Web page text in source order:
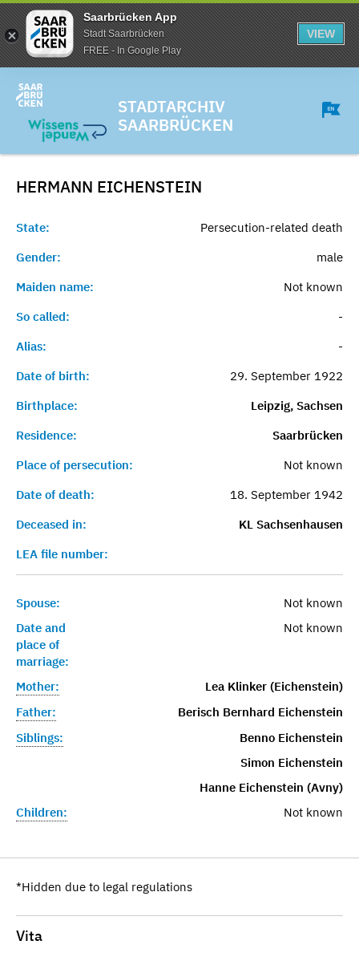
Saarbrücken App
Stadt Saarbrücken
FREE - In Google Play
VIEW
STADTARCHIV
SAARBRÜCKEN
HERMANN EICHENSTEIN
State:
Persecution-related death
Gender:
male
Maiden name:
Not known
So called:
-
Alias:
-
Date of birth:
29. September 1922
Birthplace:
Leipzig, Sachsen
Residence:
Saarbrücken
Place of persecution:
Not known
Date of death:
18. September 1942
Deceased in:
KL Sachsenhausen
LEA file number:
Spouse:
Not known
Date and
place of
marriage:
Not known
Mother:
Lea Klinker (Eichenstein)
Father:
Berisch Bernhard Eichenstein
Siblings:
Benno Eichenstein
Simon Eichenstein
Hanne Eichenstein (Avny)
Children:
Not known
*Hidden due to legal regulations
Vita